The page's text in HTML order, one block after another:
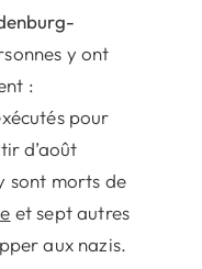
y ont
:
pour
d’août
sont morts de
et sept autres
aux nazis.